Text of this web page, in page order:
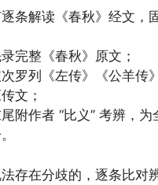
条解读《春秋》经文，
完整《春秋》原文；
罗列《左传》《公羊传
文；
附作者 “比义” 考辨，
存在分歧的，逐条比对